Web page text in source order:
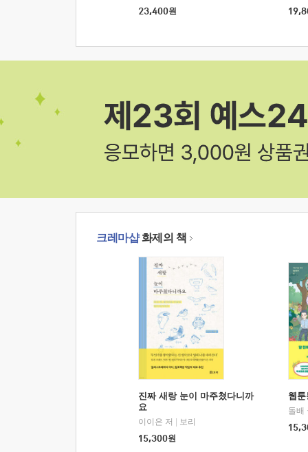
23,400원
크레마샵화제의 책
진짜 새랑 눈이 마주쳤다니까
요
이이은 저
보리
15,300원
웹
돌배